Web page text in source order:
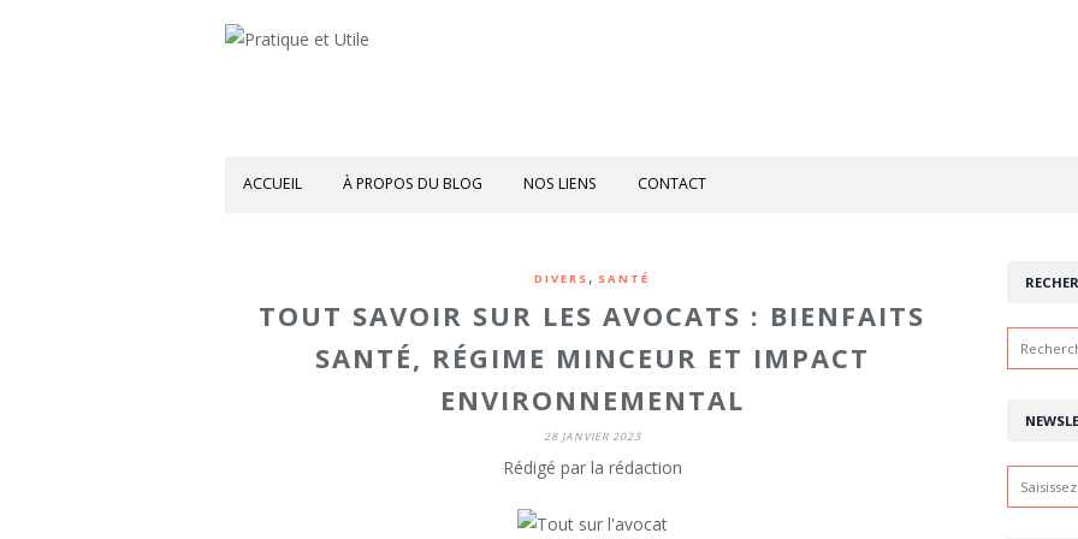
ACCUEIL À PROPOS DU BLOG NOS LIENS CONTACT
DIVERS , SANTÉ
TOUT SAVOIR SUR LES AVOCATS : BIENFAITS
SANTÉ, RÉGIME MINCEUR ET IMPACT
ENVIRONNEMENTAL
28 JANVIER 2023
Rédigé par la rédaction